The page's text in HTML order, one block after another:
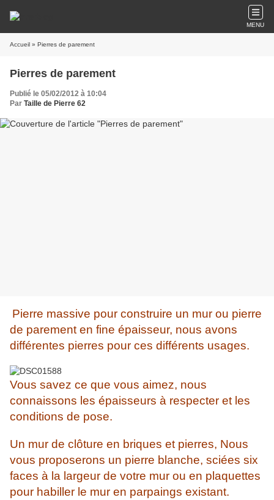
MENU
Accueil » Pierres de parement
Pierres de parement
Publié le 05/02/2012 à 10:04
Par Taille de Pierre 62
Pierre massive pour construire un mur ou pierre
de parement en fine épaisseur, nous avons
différentes pierres pour ces différents usages.
Vous savez ce que vous aimez, nous
connaissons les épaisseurs à respecter et les
conditions de pose.
Un mur de clôture en briques et pierres, Nous
vous proposerons un pierre blanche, sciées six
faces à la largeur de votre mur ou en plaquettes
pour habiller le mur en parpaings existant.